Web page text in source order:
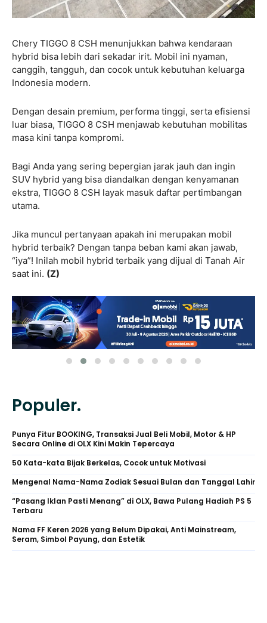
Chery TIGGO 8 CSH menunjukkan bahwa kendaraan
hybrid bisa lebih dari sekadar irit. Mobil ini nyaman,
canggih, tangguh, dan cocok untuk kebutuhan keluarga
Indonesia modern.
Dengan desain premium, performa tinggi, serta efisiensi
luar biasa, TIGGO 8 CSH menjawab kebutuhan mobilitas
masa kini tanpa kompromi.
Bagi Anda yang sering bepergian jarak jauh dan ingin
SUV hybrid yang bisa diandalkan dengan kenyamanan
ekstra, TIGGO 8 CSH layak masuk daftar pertimbangan
utama.
Jika muncul pertanyaan apakah ini merupakan mobil
hybrid terbaik? Dengan tanpa beban kami akan jawab,
“iya”! Inilah mobil hybrid terbaik yang dijual di Tanah Air
saat ini. (Z)
Populer.
Punya Fitur BOOKING, Transaksi Jual Beli Mobil, Motor & HP
Secara Online di OLX Kini Makin Tepercaya
50 Kata-kata Bijak Berkelas, Cocok untuk Motivasi
Mengenal Nama-Nama Zodiak Sesuai Bulan dan Tanggal Lahir
“Pasang Iklan Pasti Menang” di OLX, Bawa Pulang Hadiah PS 5
Terbaru
Nama FF Keren 2026 yang Belum Dipakai, Anti Mainstream,
Seram, Simbol Payung, dan Estetik